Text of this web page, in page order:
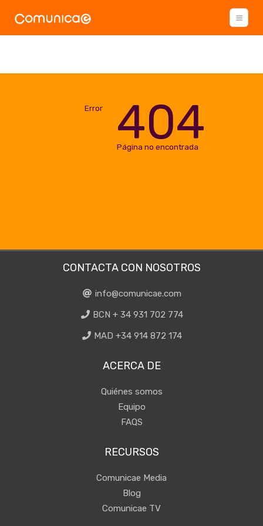
Error 404
Página no encontrada
CONTACTA CON NOSOTROS
info@comunicae.com
BCN + 34 931 702 774
MAD +34 914 872 174
ACERCA DE
Quiénes somos
Equipo
FAQS
RECURSOS
Comunicae Media
Blog
Comunicae TV